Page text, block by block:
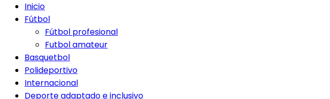
Inicio
Fútbol
Fútbol profesional
Futbol amateur
Basquetbol
Polideportivo
Internacional
Deporte adaptado e inclusivo